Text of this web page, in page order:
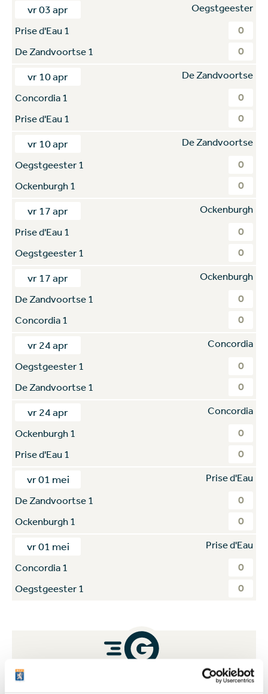
vr 03 apr
Oegstgeester
Prise d'Eau 1
0
De Zandvoortse 1 0
vr 10 apr
De Zandvoortse
Concordia 1
0
Prise d'Eau 1 0
vr 10 apr
De Zandvoortse
Oegstgeester 1
0
Ockenburgh 1 0
vr 17 apr
Ockenburgh
Prise d'Eau 1
0
Oegstgeester 1 0
vr 17 apr
Ockenburgh
De Zandvoortse 1
0
Concordia 1 0
vr 24 apr
Concordia
Oegstgeester 1
0
De Zandvoortse 1 0
vr 24 apr
Concordia
Ockenburgh 1
0
Prise d'Eau 1 0
vr 01 mei
Prise d'Eau
De Zandvoortse 1
0
Ockenburgh 1 0
vr 01 mei
Prise d'Eau
Concordia 1
0
Oegstgeester 1 0